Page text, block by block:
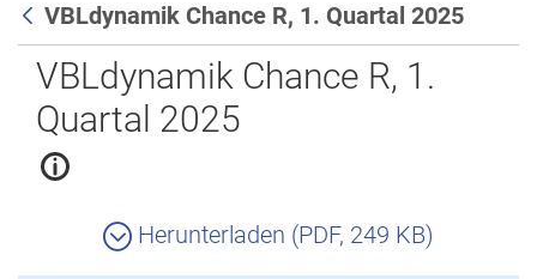
Zurück
VBLdynamik Chance R, 1. Quartal 2025
VBLdynamik Chance R, 1.
Quartal 2025
Herunterladen (PDF, 249 KB)